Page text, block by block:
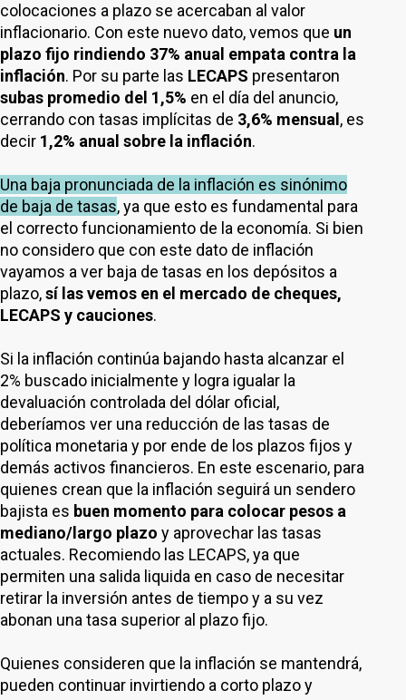
colocaciones a plazo se acercaban al valor
inflacionario. Con este nuevo dato, vemos que un
plazo fijo rindiendo 37% anual empata contra la
inflación. Por su parte las LECAPS presentaron
subas promedio del 1,5% en el día del anuncio,
cerrando con tasas implícitas de 3,6% mensual , es
decir 1,2% anual sobre la inflación.
Una baja pronunciada de la inflación es sinónimo
de baja de tasas, ya que esto es fundamental para
el correcto funcionamiento de la economía. Si bien
no considero que con este dato de inflación
vayamos a ver baja de tasas en los depósitos a
plazo,sí las vemos en el mercado de cheques,
LECAPS y cauciones.
Si la inflación continúa bajando hasta alcanzar el
2% buscado inicialmente y logra igualar la
devaluación controlada del dólar oficial,
deberíamos ver una reducción de las tasas de
política monetaria y por ende de los plazos fijos y
demás activos financieros. En este escenario, para
quienes crean que la inflación seguirá un sendero
bajista es buen momento para colocar pesos a
mediano/largo plazo y aprovechar las tasas
actuales. Recomiendo las LECAPS, ya que
permiten una salida liquida en caso de necesitar
retirar la inversión antes de tiempo y a su vez
abonan una tasa superior al plazo fijo.
Quienes consideren que la inflación se mantendrá,
pueden continuar invirtiendo a corto plazo y